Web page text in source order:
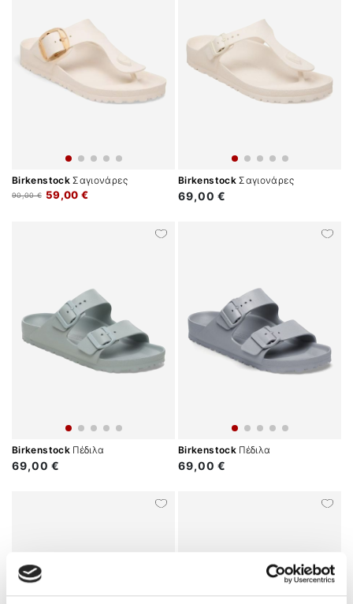
BirkenstockΣαγιονάρες
59,00 €
90,00 €
BirkenstockΣαγιονάρες
69,00 €
BirkenstockΠέδιλα
69,00 €
BirkenstockΠέδιλα
69,00 €